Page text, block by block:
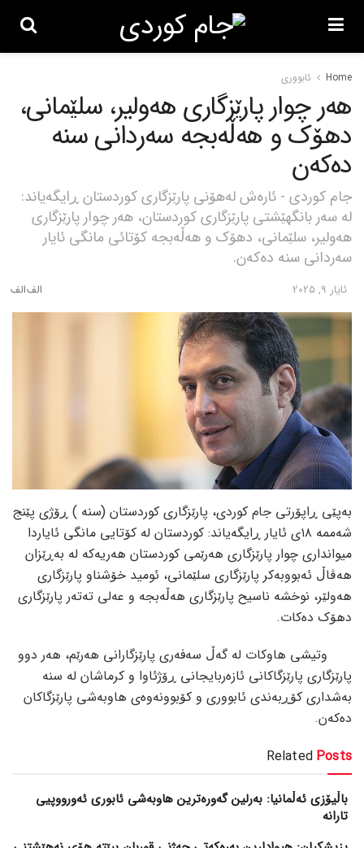
Home ئابووری
هەر چوار پارێزگاری هەولیر، سلێمانی،
دهۆک و هەڵەبجە سەردانی سنە
دەکەن
جام کوردی - ئارەش لەهۆنی پارێزگاری کوردستان ڕایگەیاند:
لە سەر بانگهێشتی پارێزگاری کوردستان، هەر چوار پارێزگاری
هەولیر، سلێمانی، دهۆک و هەڵەبجە کۆتائی مانگی ئایار
سەردانی سنە دەکەن.
ئایار 9, 2025
بەپێی ڕاپۆرتی جام کوردی، پارێزگاری کوردستان (سنە ) ڕۆژی پێنج
شەممە ۱۸ی ئایار ڕایگەیاند: کوردستان لە کۆتایی مانگی ئایاردا
میوانداری چوار پارێزگاری هەرێمی کوردستان هەریەکە لە بەڕێزان
هەڤاڵ ئەبووبەکر پارێزگاری سلێمانی، ئومید خۆشناو پارێزگاری
هەولێر، نوخشە ناسیح پارێزگاری هەڵەبجە و عەلی تەتەر پارێزگاری
دهۆک دەکات.
وتیشی هاوکات لە گەڵ سەفەری پارێزگارانی هەرێم، هەر دوو
پارێزگاری پارێزگاکانی ئازەربایجانی ڕۆژئاوا و کرماشان لە سنە
بەشداری کۆڕبەندی ئابووری و کۆبوونەوەی هاوبەشی پارێزگاکان
دەکەن.
Related Posts
باڵیۆزی ئەڵمانیا: بەرلین گەورەترین هاوبەشی ئابوری ئەورووپیی
تارانە